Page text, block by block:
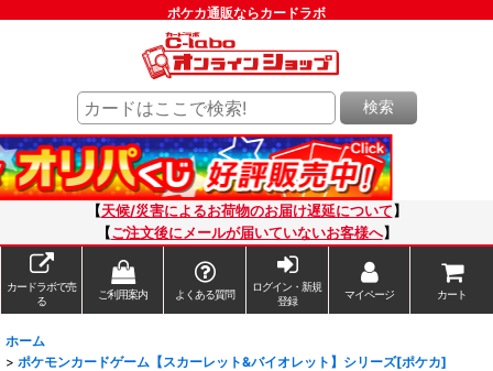
ポケカ通販ならカードラボ
検索
【天候/災害によるお荷物のお届け遅延について 】
【ご注文後にメールが届いていないお客様へ】
カードラボで売
る
ご利用案内 よくある質問
ログイン・新規
登録
マイページ カート
ホーム
> ポケモンカードゲーム【スカーレット&バイオレット】シリーズ[ポケカ]